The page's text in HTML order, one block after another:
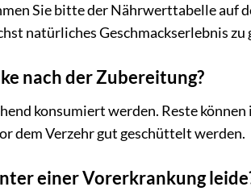
Sie bitte der Nährwerttabelle auf
natürliches Geschmackserlebnis zu
nach der Zubereitung?
konsumiert werden. Reste
dem Verzehr gut geschüttelt werden.
einer Vorerkrankung